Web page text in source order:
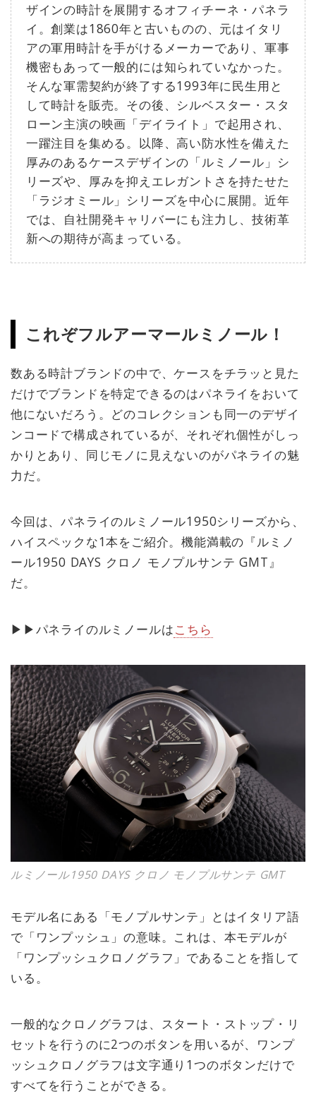
ザインの時計を展開するオフィチーネ・パネラ
イ。創業は1860年と古いものの、元はイタリ
アの軍用時計を手がけるメーカーであり、軍事
機密もあって一般的には知られていなかった。
そんな軍需契約が終了する1993年に民生用と
して時計を販売。その後、シルベスター・スタ
ローン主演の映画「デイライト」で起用され、
一躍注目を集める。以降、高い防水性を備えた
厚みのあるケースデザインの「ルミノール」シ
リーズや、厚みを抑えエレガントさを持たせた
「ラジオミール」シリーズを中心に展開。近年
では、自社開発キャリバーにも注力し、技術革
新への期待が高まっている。
これぞフルアーマールミノール！
数ある時計ブランドの中で、ケースをチラッと見た
だけでブランドを特定できるのはパネライをおいて
他にないだろう。どのコレクションも同一のデザイ
ンコードで構成されているが、それぞれ個性がしっ
かりとあり、同じモノに見えないのがパネライの魅
力だ。
今回は、パネライのルミノール1950シリーズから、
ハイスペックな1本をご紹介。機能満載の『ルミノ
ール1950 DAYS クロノ モノプルサンテ GMT』
だ。
▶︎▶︎パネライのルミノールはこちら
ルミノール1950 DAYS クロノ モノプルサンテ GMT
モデル名にある「モノプルサンテ」とはイタリア語
で「ワンプッシュ」の意味。これは、本モデルが
「ワンプッシュクロノグラフ」であることを指して
いる。
一般的なクロノグラフは、スタート・ストップ・リ
セットを行うのに2つのボタンを用いるが、ワンプ
ッシュクロノグラフは文字通り1つのボタンだけで
すべてを行うことができる。